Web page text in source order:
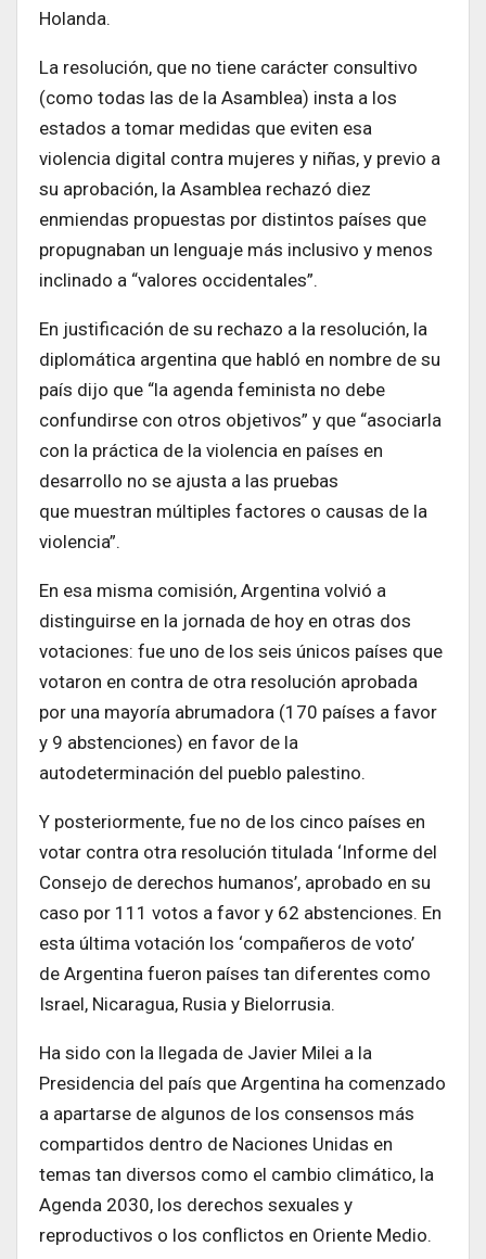
Holanda.
La resolución, que no tiene carácter consultivo
(como todas las de la Asamblea) insta a los
estados a tomar medidas que eviten esa
violencia digital contra mujeres y niñas, y previo a
su aprobación, la Asamblea rechazó diez
enmiendas propuestas por distintos países que
propugnaban un lenguaje más inclusivo y menos
inclinado a “valores occidentales”.
En justificación de su rechazo a la resolución, la
diplomática argentina que habló en nombre de su
país dijo que “la agenda feminista no debe
confundirse con otros objetivos” y que “asociarla
con la práctica de la violencia en países en
desarrollo no se ajusta a las pruebas
que muestran múltiples factores o causas de la
violencia”.
En esa misma comisión, Argentina volvió a
distinguirse en la jornada de hoy en otras dos
votaciones: fue uno de los seis únicos países que
votaron en contra de otra resolución aprobada
por una mayoría abrumadora (170 países a favor
y 9 abstenciones) en favor de la
autodeterminación del pueblo palestino.
Y posteriormente, fue no de los cinco países en
votar contra otra resolución titulada ‘Informe del
Consejo de derechos humanos’, aprobado en su
caso por 111 votos a favor y 62 abstenciones. En
esta última votación los ‘compañeros de voto’
de Argentina fueron países tan diferentes como
Israel, Nicaragua, Rusia y Bielorrusia.
Ha sido con la llegada de Javier Milei a la
Presidencia del país que Argentina ha comenzado
a apartarse de algunos de los consensos más
compartidos dentro de Naciones Unidas en
temas tan diversos como el cambio climático, la
Agenda 2030, los derechos sexuales y
reproductivos o los conflictos en Oriente Medio.